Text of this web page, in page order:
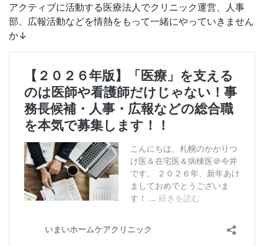
アクティブに活動する医療法人でクリニック運営、人事
部、広報活動などを情熱をもって一緒にやっていきません
か↓